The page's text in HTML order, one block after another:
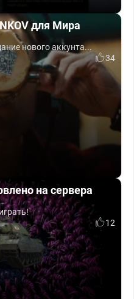
для Мира
нового аккунта...
34
на сервера
12